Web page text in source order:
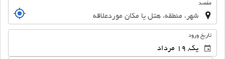
مقصد
تاریخ ورود